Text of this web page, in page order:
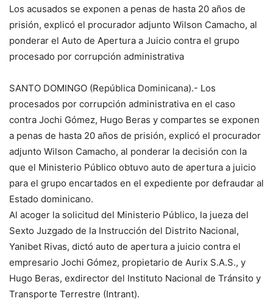
Los acusados se exponen a penas de hasta 20 años de
prisión, explicó el procurador adjunto Wilson Camacho, al
ponderar el Auto de Apertura a Juicio contra el grupo
procesado por corrupción administrativa
SANTO DOMINGO (República Dominicana).- Los
procesados por corrupción administrativa en el caso
contra Jochi Gómez, Hugo Beras y compartes se exponen
a penas de hasta 20 años de prisión, explicó el procurador
adjunto Wilson Camacho, al ponderar la decisión con la
que el Ministerio Público obtuvo auto de apertura a juicio
para el grupo encartados en el expediente por defraudar al
Estado dominicano.
Al acoger la solicitud del Ministerio Público, la jueza del
Sexto Juzgado de la Instrucción del Distrito Nacional,
Yanibet Rivas, dictó auto de apertura a juicio contra el
empresario Jochi Gómez, propietario de Aurix S.A.S., y
Hugo Beras, exdirector del Instituto Nacional de Tránsito y
Transporte Terrestre (Intrant).